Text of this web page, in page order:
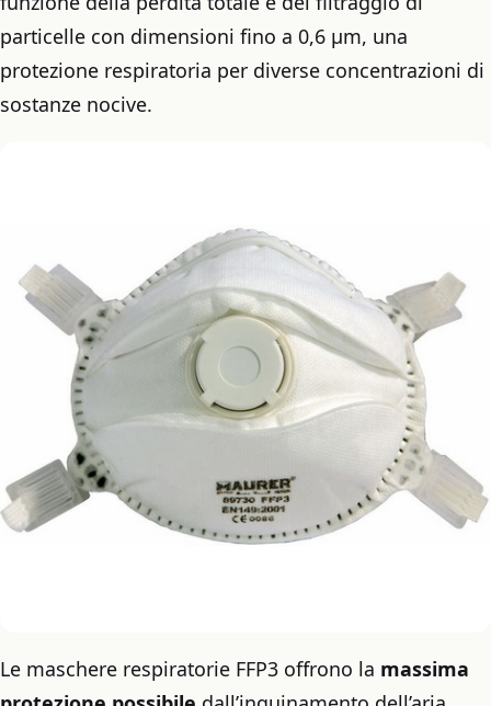
particelle con dimensioni fino a 0,6 μm, una
protezione respiratoria per diverse concentrazioni di
sostanze nocive.
Le maschere respiratorie FFP3 offrono la massima